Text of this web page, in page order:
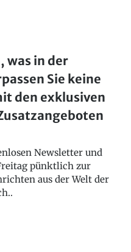
was in der
Sie keine
den exklusiven
Newsletter und
pünktlich zur
aus der Welt der